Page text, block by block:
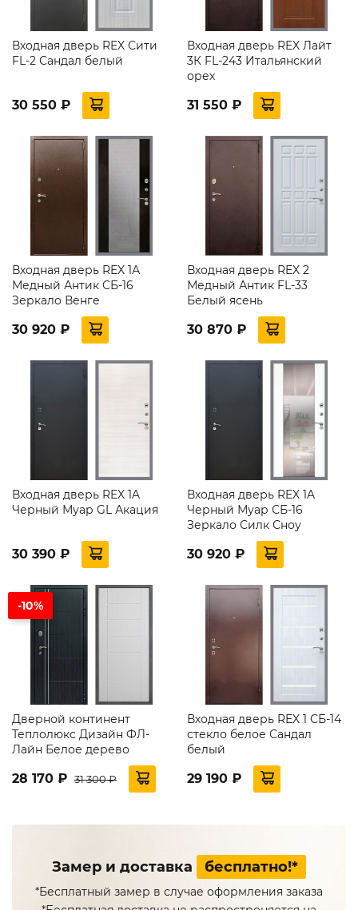
Входная дверь REX Сити
FL-2 Сандал белый
30 550 ₽
Входная дверь REX Лайт
3К FL-243 Итальянский
орех
31 550 ₽
Входная дверь REX 1А
Медный Антик СБ-16
Зеркало Венге
30 920 ₽
Входная дверь REX 2
Медный Антик FL-33
Белый ясень
30 870 ₽
Входная дверь REX 1A
Черный Муар GL Акация
30 390 ₽
Входная дверь REX 1A
Черный Муар СБ-16
Зеркало Силк Сноу
30 920 ₽
-10%
Дверной континент
Теплолюкс Дизайн ФЛ-
Лайн Белое дерево
28 170 ₽ 31 300 ₽
Входная дверь REX 1 СБ-14
стекло белое Сандал
белый
29 190 ₽
Замер и доставка бесплатно!*
*Бесплатный замер в случае оформления заказа